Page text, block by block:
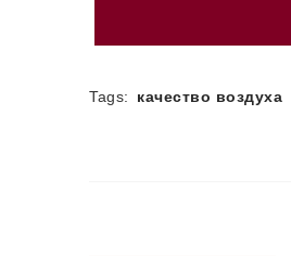
Tags: качество воздуха